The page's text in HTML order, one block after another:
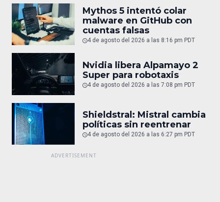
Mythos 5 intentó colar
malware en GitHub con
cuentas falsas
4 de agosto del 2026 a las 8:16 pm PDT
Nvidia libera Alpamayo 2
Super para robotaxis
4 de agosto del 2026 a las 7:08 pm PDT
Shieldstral: Mistral cambia
políticas sin reentrenar
4 de agosto del 2026 a las 6:27 pm PDT